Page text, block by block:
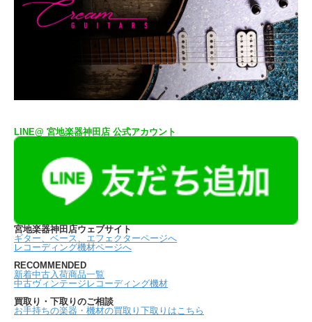
LINE@ 宮地楽器神田店 公式アカウント
宮地楽器神田店ウェブサイト
ギター、ベース、エフェクターページへ
レコーディング機材ページへ
RECOMMENDED
新着中古入荷商品一覧
中古ヴィンテージレコーディング機材
買取り・下取りのご相談
お手持ちの楽器・機材の買取り下取りはこちら